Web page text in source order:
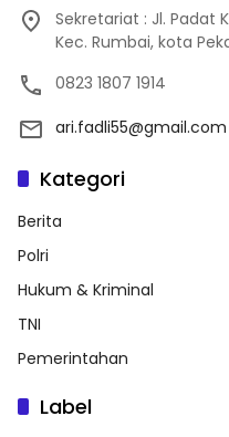
Sekretariat : Jl. Padat
Kec. Rumbai, kota
0823 1807 1914
ari.fadli55@gmail.com
Kategori
Berita
Polri
Hukum & Kriminal
TNI
Pemerintahan
Label